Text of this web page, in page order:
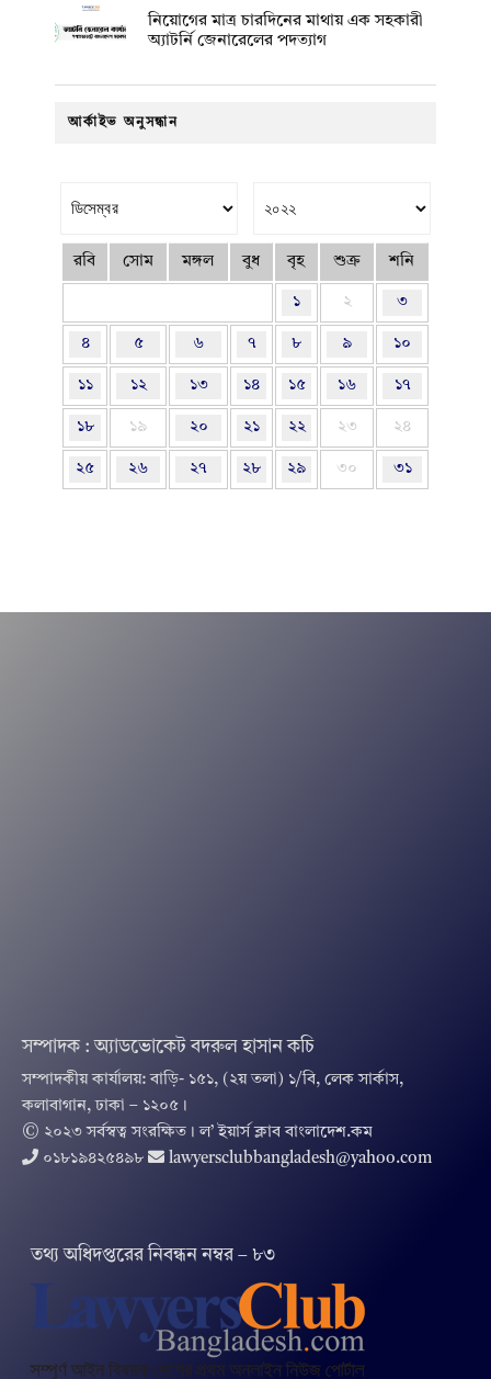
নিয়োগের মাত্র চারদিনের মাথায় এক সহকারী
অ্যাটর্নি জেনারেলের পদত্যাগ
আর্কাইভ অনুসন্ধান
রবি সোম মঙ্গল বুধ বৃহ শুক্র শনি
১ ২ ৩
৪ ৫ ৬ ৭ ৮ ৯ ১০
১১ ১২ ১৩ ১৪ ১৫ ১৬ ১৭
১৮ ১৯ ২০ ২১ ২২ ২৩ ২৪
২৫ ২৬ ২৭ ২৮ ২৯ ৩০ ৩১
সম্পাদক : অ্যাডভোকেট বদরুল হাসান কচি
সম্পাদকীয় কার্যালয়: বাড়ি- ১৫১, (২য় তলা) ১/বি, লেক সার্কাস,
কলাবাগান, ঢাকা – ১২০৫।
© ২০২৩ সর্বস্বত্ব সংরক্ষিত । ল’ ইয়ার্স ক্লাব বাংলাদেশ.কম
০১৮১৯৪২৫৪৯৮
lawyersclubbangladesh@yahoo.com
তথ‌্য অ‌ধিদপ্ত‌রের নিবন্ধন নম্বর – ৮৩